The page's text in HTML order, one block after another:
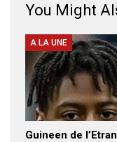
You Might
A LA UNE
Guineen de